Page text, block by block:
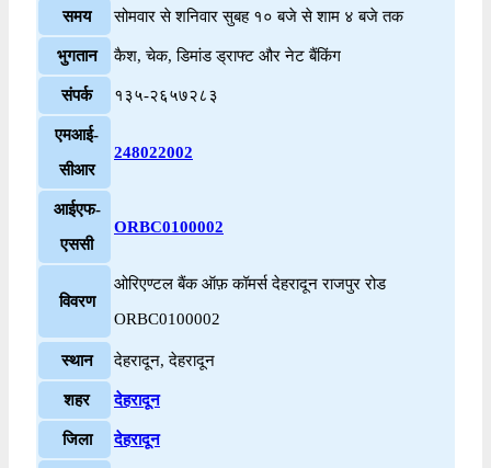
समय सोमवार से शनिवार सुबह १० बजे से शाम ४ बजे तक
भुगतान कैश, चेक, डिमांड ड्राफ्ट और नेट बैंकिंग
संपर्क १३५-२६५७२८३
एमआई-
सीआर
248022002
आईएफ-
एससी
ORBC0100002
विवरण
ओरिएण्टल बैंक ऑफ़ कॉमर्स देहरादून राजपुर रोड
ORBC0100002
स्थान देहरादून, देहरादून
शहर देहरादून
जिला देहरादून